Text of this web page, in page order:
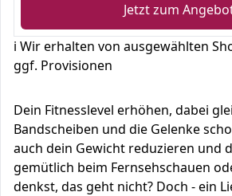
Jetzt zum
ℹ️ Wir erhalten von ausgewählten
ggf. Provisionen
Dein Fitnesslevel erhöhen, dabei
Bandscheiben und die Gelenke
auch dein Gewicht reduzieren und
gemütlich beim Fernsehschauen
denkst, das geht nicht? Doch - ein